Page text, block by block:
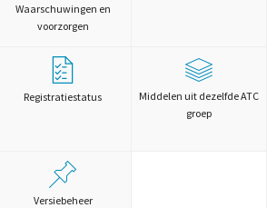
Waarschuwingen en
voorzorgen
Registratiestatus
Middelen uit dezelfde ATC
groep
Versiebeheer